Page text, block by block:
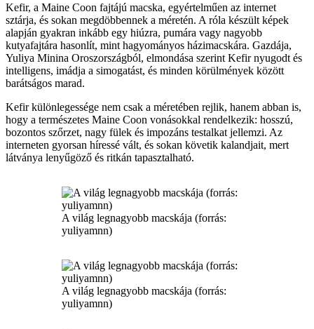
Kefir, a Maine Coon fajtájú macska, egyértelműen az internet
sztárja, és sokan megdöbbennek a méretén. A róla készült képek
alapján gyakran inkább egy hiúzra, pumára vagy nagyobb
kutyafajtára hasonlít, mint hagyományos házimacskára. Gazdája,
Yuliya Minina Oroszországból, elmondása szerint Kefir nyugodt és
intelligens, imádja a simogatást, és minden körülmények között
barátságos marad.
Kefir különlegessége nem csak a méretében rejlik, hanem abban is,
hogy a természetes Maine Coon vonásokkal rendelkezik: hosszú,
bozontos szőrzet, nagy fülek és impozáns testalkat jellemzi. Az
interneten gyorsan híressé vált, és sokan követik kalandjait, mert
látványa lenyűgöző és ritkán tapasztalható.
A világ legnagyobb macskája (forrás:
yuliyamnn)
A világ legnagyobb macskája (forrás:
yuliyamnn)